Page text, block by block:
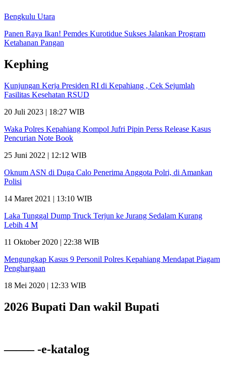
Bengkulu Utara
Panen Raya Ikan! Pemdes Kurotidue Sukses Jalankan Program
Ketahanan Pangan
Kephing
Kunjungan Kerja Presiden RI di Kepahiang , Cek Sejumlah
Fasilitas Kesehatan RSUD
20 Juli 2023 | 18:27 WIB
Waka Polres Kepahiang Kompol Jufri Pipin Perss Release Kasus
Pencurian Note Book
25 Juni 2022 | 12:12 WIB
Oknum ASN di Duga Calo Penerima Anggota Polri, di Amankan
Polisi
14 Maret 2021 | 13:10 WIB
Laka Tunggal Dump Truck Terjun ke Jurang Sedalam Kurang
Lebih 4 M
11 Oktober 2020 | 22:38 WIB
Mengungkap Kasus 9 Personil Polres Kepahiang Mendapat Piagam
Penghargaan
18 Mei 2020 | 12:33 WIB
2026 Bupati Dan wakil Bupati
——– -e-katalog